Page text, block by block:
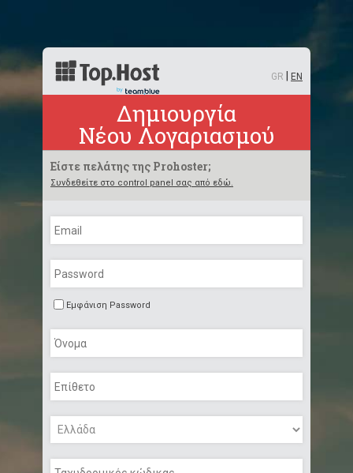
GR EN
Δημιουργία
Νέου Λογαριασμού
Είστε πελάτης της Prohoster;
Συνδεθείτε στο control panel σας από εδώ.
Εμφάνιση Password
τεχνολογίες